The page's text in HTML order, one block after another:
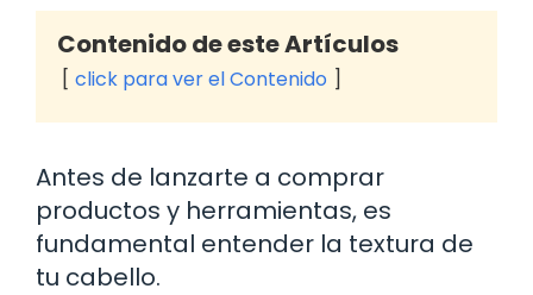
Contenido de este Artículos
click para ver el Contenido
Antes de lanzarte a comprar
productos y herramientas, es
fundamental entender la textura de
tu cabello.